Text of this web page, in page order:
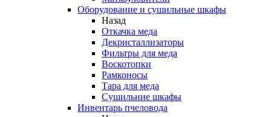
Оборудование и сушильные шкафы
Назад
Откачка меда
Декристаллизаторы
Фильтры для меда
Воскотопки
Рамконосы
Тара для меда
Сушильние шкафы
Инвентарь пчеловода